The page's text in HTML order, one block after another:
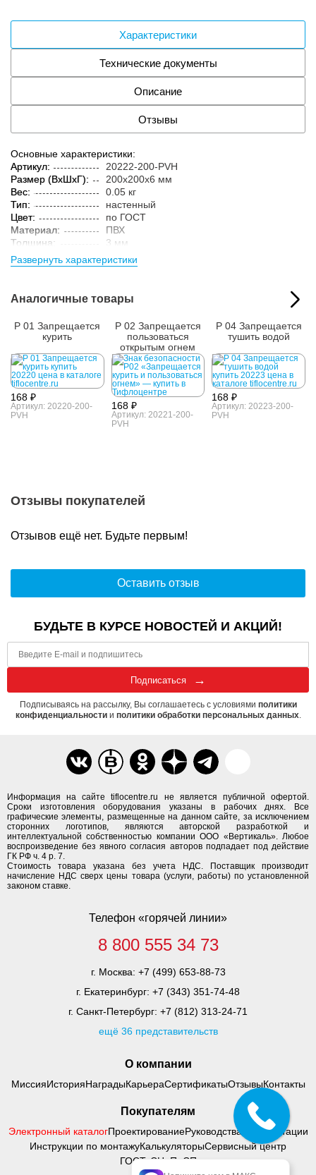
Характеристики
Технические документы
Описание
Отзывы
Основные характеристики:
Артикул:
20222-200-PVH
Размер (ВxШxГ):
200x200x6 мм
Вес:
0.05 кг
Тип:
настенный
Цвет:
по ГОСТ
Материал:
ПВХ
Толщина:
3 мм
Технология:
Вес:
0.06 кг
упаковке:
Развернуть характеристики
Аналогичные товары
P 01 Запрещается
курить
168 ₽
Артикул: 20220-200-
PVH
P 02 Запрещается
пользоваться
открытым огнем
168 ₽
Артикул: 20221-200-
PVH
P 04 Запрещается
тушить водой
168 ₽
Артикул: 20223-200-
PVH
Отзывы покупателей
Отзывов ещё нет. Будьте первым!
Оставить отзыв
О компании
МиссияИсторияНаградыКарьераСертификатыОтзывыКонтакты
Информация на сайте tiflocentre.ru не является публичной офертой.
Сроки изготовления оборудования указаны в рабочих днях. Все
графические элементы, размещенные на данном сайте, за исключением
сторонних логотипов, являются авторской разработкой и
интеллектуальной собственностью компании ООО «Вертикаль». Любое
воспроизведение без явного согласия авторов подпадает под действие
ГК РФ ч. 4 р. 7.
Стоимость товара указана без учета НДС. Поставщик производит
начисление НДС сверх цены товара (услуги, работы) по установленной
законом ставке.
Покупателям
Электронный каталогПроектированиеРуководства по адаптации
Инструкции по монтажуКалькуляторыСервисный центр
ГОСТ, СНиП, СП
Телефон «горячей линии»
8 800 555 34 73
г. Москва: +7 (499) 653-88-73
г. Екатеринбург: +7 (343) 351-74-48
г. Санкт-Петербург: +7 (812) 313-24-71
ещё 36 представительств
БУДЬТЕ В КУРСЕ НОВОСТЕЙ И АКЦИЙ!
Подписаться
Подписываясь на рассылку, Вы соглашаетесь с условиями политики
конфиденциальностии политики обработки персональных данных.